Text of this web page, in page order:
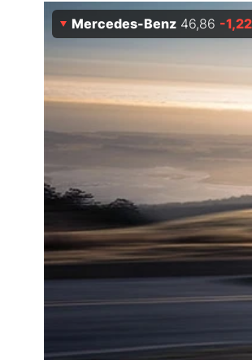
Experten
Mein Konto
Folgen Sie uns
Kontakt
Mercedes-Benz 46,86 -1,22